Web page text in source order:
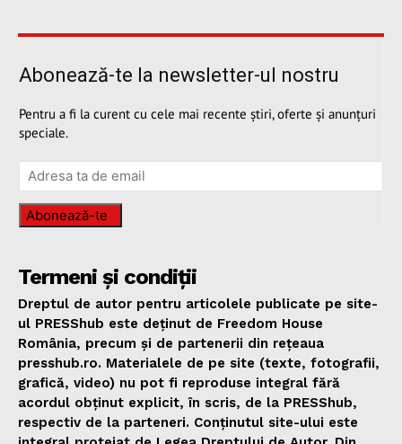
Abonează-te la newsletter-ul nostru
Pentru a fi la curent cu cele mai recente știri, oferte și anunțuri
speciale.
Abonează-te
Termeni și condiții
Dreptul de autor pentru articolele publicate pe site-
ul PRESShub este deținut de Freedom House
România, precum și de partenerii din rețeaua
presshub.ro. Materialele de pe site (texte, fotografii,
grafică, video) nu pot fi reproduse integral fără
acordul obținut explicit, în scris, de la PRESShub,
respectiv de la parteneri. Conținutul site-ului este